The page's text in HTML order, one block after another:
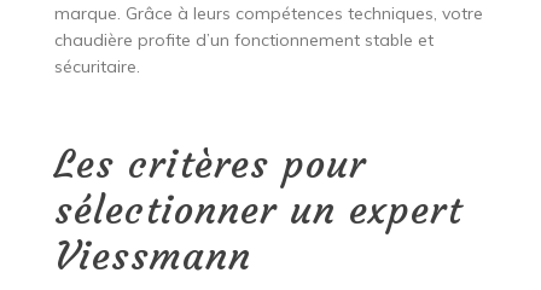
marque. Grâce à leurs compétences techniques, votre
chaudière profite d’un fonctionnement stable et
sécuritaire.
Les critères pour
sélectionner un expert
Viessmann